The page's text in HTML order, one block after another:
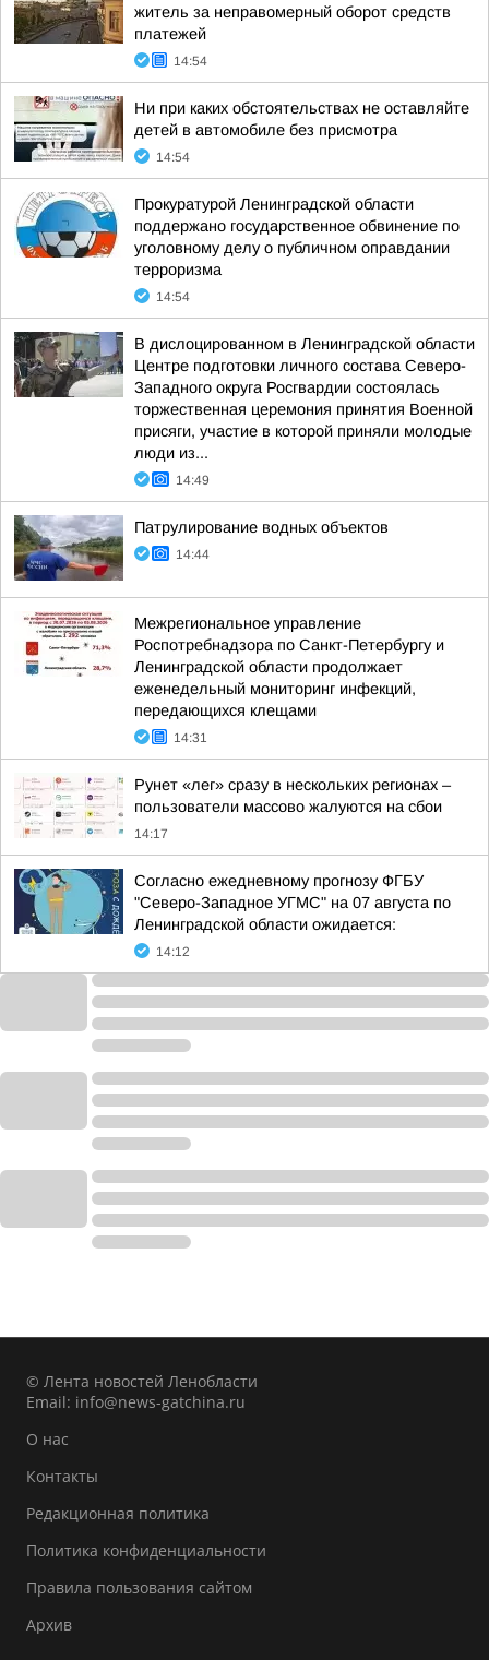
житель за неправомерный оборот средств
платежей
14:54
Ни при каких обстоятельствах не оставляйте
детей в автомобиле без присмотра
14:54
Прокуратурой Ленинградской области
поддержано государственное обвинение по
уголовному делу о публичном оправдании
терроризма
14:54
В дислоцированном в Ленинградской области
Центре подготовки личного состава Северо-
Западного округа Росгвардии состоялась
торжественная церемония принятия Военной
присяги, участие в которой приняли молодые
люди из...
14:49
Патрулирование водных объектов
14:44
Межрегиональное управление
Роспотребнадзора по Санкт-Петербургу и
Ленинградской области продолжает
еженедельный мониторинг инфекций,
передающихся клещами
14:31
Рунет «лег» сразу в нескольких регионах –
пользователи массово жалуются на сбои
14:17
Согласно ежедневному прогнозу ФГБУ
"Северо-Западное УГМС" на 07 августа по
Ленинградской области ожидается:
14:12
© Лента новостей Ленобласти
Email: info@news-gatchina.ru
О нас
Контакты
Редакционная политика
Политика конфиденциальности
Правила пользования сайтом
Архив